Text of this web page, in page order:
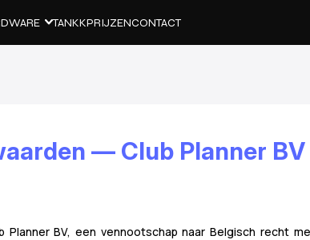
TANKKPRIJZENCONTACT
— Club Planner BV
BV, een vennootschap naar Belgisch recht